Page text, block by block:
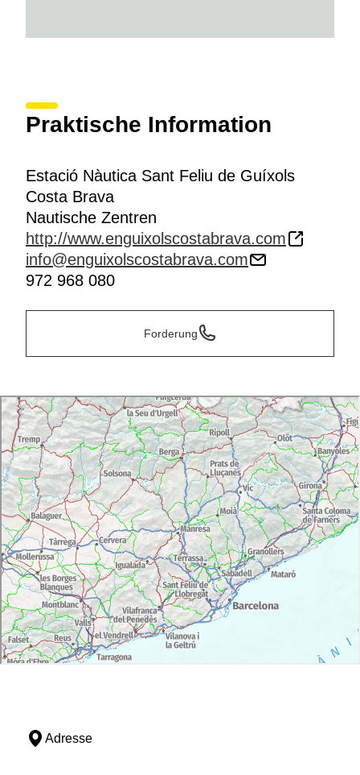
Praktische Information
Estació Nàutica Sant Feliu de Guíxols
Costa Brava
Nautische Zentren
http://www.enguixolscostabrava.com
info@enguixolscostabrava.com
972 968 080
Forderung
Adresse